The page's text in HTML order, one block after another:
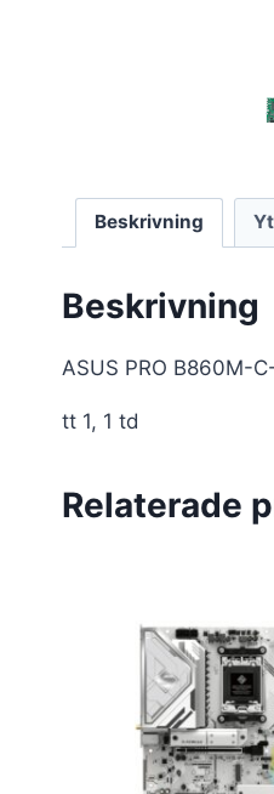
Beskrivning
Beskrivning
ASUS PRO B860M-
tt 1, 1 td
Relaterade